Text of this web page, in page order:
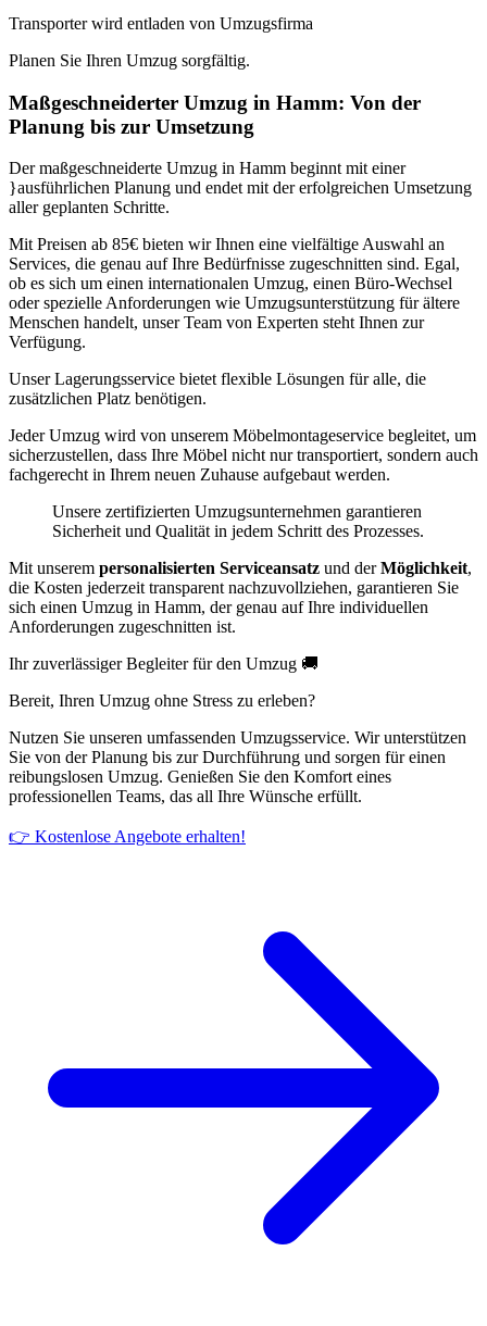
Transporter wird entladen von Umzugsfirma
Planen Sie Ihren Umzug sorgfältig.
Maßgeschneiderter Umzug in Hamm: Von der
Planung bis zur Umsetzung
Der maßgeschneiderte Umzug in Hamm beginnt mit einer
}ausführlichen Planung und endet mit der erfolgreichen Umsetzung
aller geplanten Schritte.
Mit Preisen ab 85€ bieten wir Ihnen eine vielfältige Auswahl an
Services, die genau auf Ihre Bedürfnisse zugeschnitten sind. Egal,
ob es sich um einen internationalen Umzug, einen Büro-Wechsel
oder spezielle Anforderungen wie Umzugsunterstützung für ältere
Menschen handelt, unser Team von Experten steht Ihnen zur
Verfügung.
Unser Lagerungsservice bietet flexible Lösungen für alle, die
zusätzlichen Platz benötigen.
Jeder Umzug wird von unserem Möbelmontageservice begleitet, um
sicherzustellen, dass Ihre Möbel nicht nur transportiert, sondern auch
fachgerecht in Ihrem neuen Zuhause aufgebaut werden.
Unsere zertifizierten Umzugsunternehmen garantieren
Sicherheit und Qualität in jedem Schritt des Prozesses.
Mit unserem personalisierten Serviceansatz und derMöglichkeit,
die Kosten jederzeit transparent nachzuvollziehen, garantieren Sie
sich einen Umzug in Hamm, der genau auf Ihre individuellen
Anforderungen zugeschnitten ist.
Ihr zuverlässiger Begleiter für den Umzug 🚚
Bereit, Ihren Umzug ohne Stress zu erleben?
Nutzen Sie unseren umfassenden Umzugsservice. Wir unterstützen
Sie von der Planung bis zur Durchführung und sorgen für einen
reibungslosen Umzug. Genießen Sie den Komfort eines
professionellen Teams, das all Ihre Wünsche erfüllt.
👉 Kostenlose Angebote erhalten!